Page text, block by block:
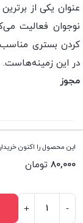
این محصول را اکنون
80,000 تومان
-
+
عنوان یکی از
نوجوان فعالیت
کردن بستری
در این زمینه‌هاست.
مجوز
تمامی حقوق